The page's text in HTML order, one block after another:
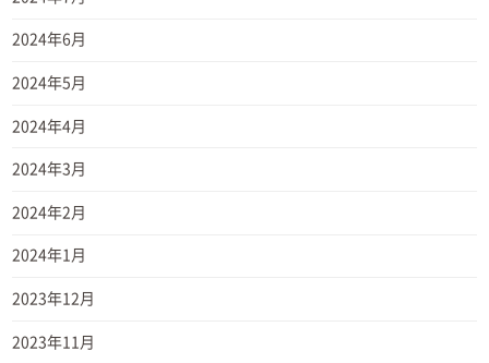
2024年6月
2024年5月
2024年4月
2024年3月
2024年2月
2024年1月
2023年12月
2023年11月